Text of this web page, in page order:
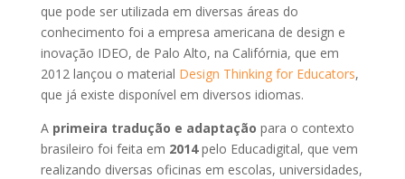
que pode ser utilizada em diversas áreas do
conhecimento foi a empresa americana de design e
inovação IDEO, de Palo Alto, na Califórnia, que em
2012 lançou o material Design Thinking for Educators,
que já existe disponível em diversos idiomas.
A primeira tradução e adaptação para o contexto
brasileiro foi feita em 2014pelo Educadigital, que vem
realizando diversas oficinas em escolas, universidades,